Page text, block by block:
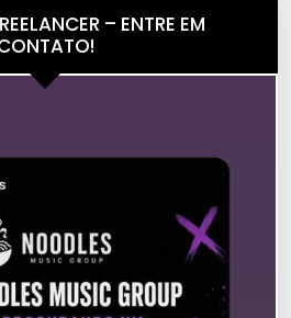
– ENTRE EM